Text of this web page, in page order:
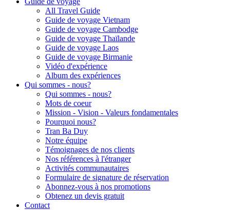
All Travel Guide
Guide de voyage Vietnam
Guide de voyage Cambodge
Guide de voyage Thaïlande
Guide de voyage Laos
Guide de voyage Birmanie
Vidéo d'expérience
Album des expériences
Qui sommes - nous?
Qui sommes - nous?
Mots de coeur
Mission - Vision - Valeurs fondamentales
Pourquoi nous?
Tran Ba Duy
Notre équipe
Témoignages de nos clients
Nos références à l'étranger
Activités communautaires
Formulaire de signature de réservation
Abonnez-vous à nos promotions
Obtenez un devis gratuit
Contact